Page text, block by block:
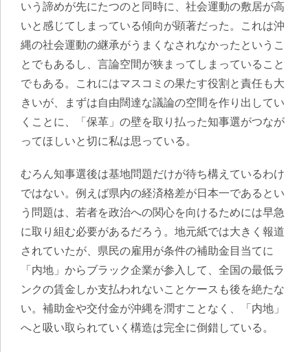
いう諦めが先にたつのと同時に、社会運動の敷居が高
いと感じてしまっている傾向が顕著だった 。これは沖
縄の社会運動の継承がうまくなされなかったというこ
とでもあるし、言論空間が狭まってしまっていること
でもある。これにはマスコミの果たす役割と責任も大
きいが、まずは自由闊達な議論の空間を作り出してい
くことに、「保革」の壁を取り払った知事選がつなが
ってほしいと切に私は思っている。
むろん知事選後は基地問題だけが待ち構えているわけ
ではない。例えば県内の経済格差が日本一であるとい
う問題は、若者を政治への関心を向けるためには早急
に取り組む必要があるだろう。地元紙では大きく報道
されていたが、 県民の雇用が条件の補助金目当てに
「内地」からブラック企業が参入して、全国の最低ラ
ンクの賃金しか支払われないことケースも後を絶たな
い。補助金や交付金が沖縄を潤すことなく、「内地」
へと吸い取られていく構造は完全に倒錯している 。